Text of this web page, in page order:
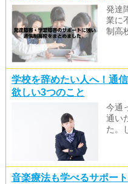
発達
業に
制高
学校を辞めたい人へ！通
欲しい3つのこと
今通
通い
た。
音楽療法も学べるサポー